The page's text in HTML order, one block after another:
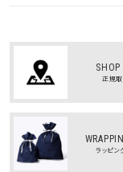
正規
ラッピン